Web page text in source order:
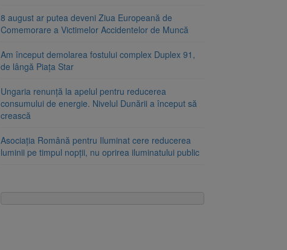
8 august ar putea deveni Ziua Europeană de
Comemorare a Victimelor Accidentelor de Muncă
Am început demolarea fostului complex Duplex 91,
de lângă Piața Star
Ungaria renunță la apelul pentru reducerea
consumului de energie. Nivelul Dunării a început să
crească
Asociația Română pentru Iluminat cere reducerea
luminii pe timpul nopții, nu oprirea iluminatului public